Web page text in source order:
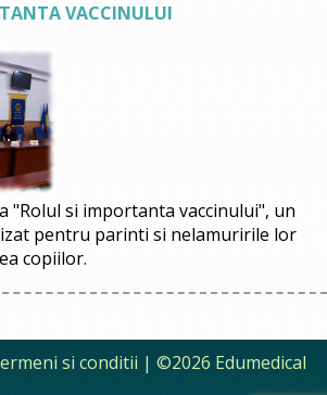
VACCINULUI
"Rolul si importanta vaccinului", un
pentru parinti si nelamuririle lor
copiilor.
si conditii | ©2026 Edumedical